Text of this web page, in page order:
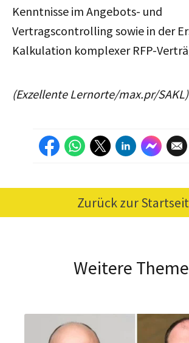
Kenntnisse im Angebots- und
Vertragscontrolling sowie in der
Kalkulation komplexer RFP-
(Exzellente Lernorte/max.pr/SAKL)
Zurück zur
Weitere